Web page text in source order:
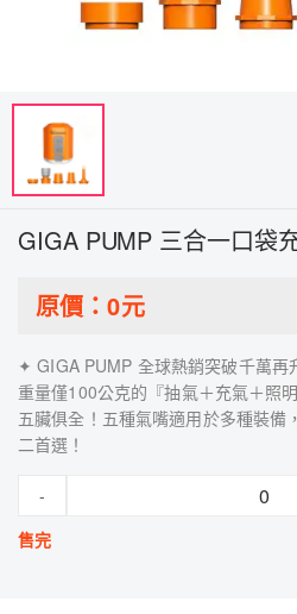
GIGA PUMP 三合一口袋
原價：0元
✦ GIGA PUMP 全球熱銷突破千萬再
重量僅100公克的『抽氣＋充氣＋照
五臟俱全！五種氣嘴適用於多種裝備
二首選！
-
售完